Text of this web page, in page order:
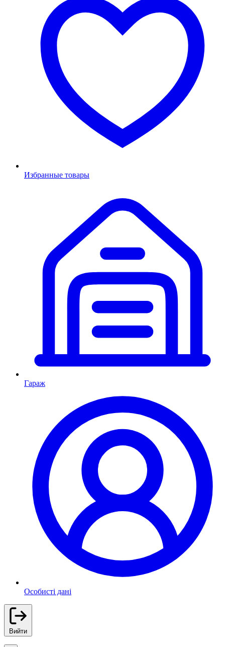
Избранные товары
Гараж
Особисті дані
Вийти